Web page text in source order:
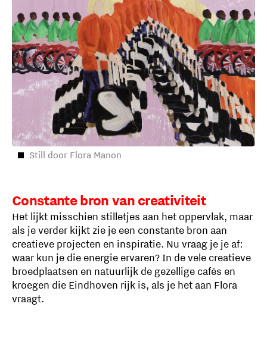
Still door Flora Manon
Constante bron van creativiteit
Het lijkt misschien stilletjes aan het oppervlak, maar
als je verder kijkt zie je een constante bron aan
creatieve projecten en inspiratie. Nu vraag je je af:
waar kun je die energie ervaren? In de vele creatieve
broedplaatsen en natuurlijk de gezellige cafés en
kroegen die Eindhoven rijk is, als je het aan Flora
vraagt.